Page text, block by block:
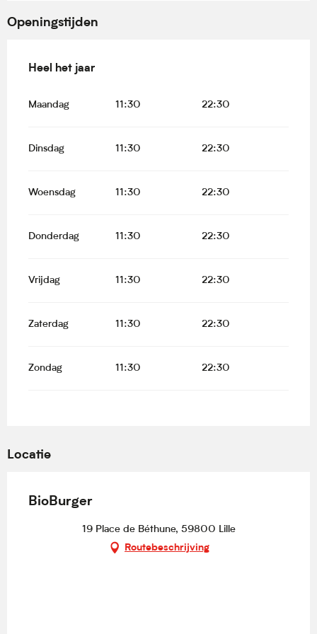
Openingstijden
Heel het jaar
Heel het jaar
Maandag 11:30 22:30
Dinsdag 11:30 22:30
Woensdag 11:30 22:30
Donderdag 11:30 22:30
Vrijdag 11:30 22:30
Zaterdag 11:30 22:30
Zondag 11:30 22:30
Locatie
BioBurger
19 Place de Béthune, 59800 Lille
Routebeschrijving